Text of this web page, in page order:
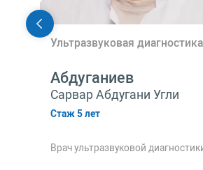
Ультразвуковая диагностика
Абдуганиев
Сарвар Абдугани Угли
Стаж 5 лет
Врач ультразвуковой